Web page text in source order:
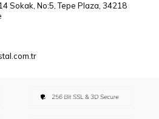
Sokak, No:5, Tepe Plaza, 34218